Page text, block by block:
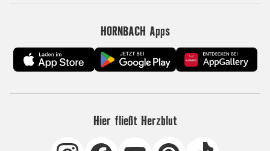
HORNBACH Apps
Hier fließt Herzblut